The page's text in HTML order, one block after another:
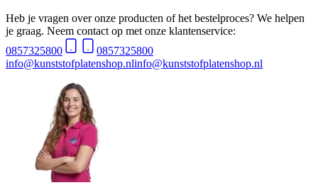
Heb je vragen over onze producten of het bestelproces? We helpen
je graag. Neem contact op met onze klantenservice:
0857325800
0857325800
info@kunststofplatenshop.nlinfo@kunststofplatenshop.nl